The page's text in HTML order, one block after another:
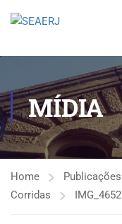
MÍDIA
Home Publicações
Corridas
IMG_4652